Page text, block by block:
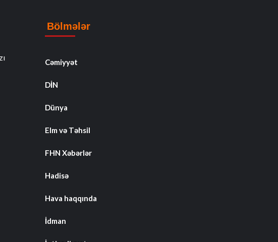
Bölmələr
Cəmiyyət
DİN
Dünya
Elm və Təhsil
FHN Xəbərlər
Hadisə
Hava haqqında
İdman